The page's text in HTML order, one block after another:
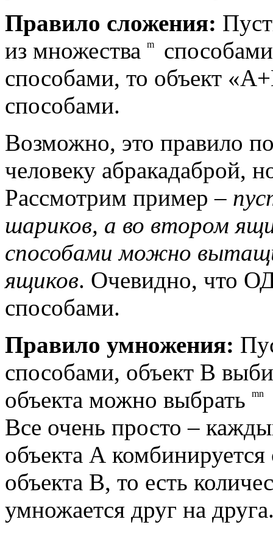
Правило сложения:
из множества
m
m
способами, то объект
способами.
Возможно, это правило
человеку абракадаброй,
Рассмотрим пример –
шариков, а во втором
способами можно
ящиков. Очевидно, что
способами.
Правило умножения:
способами, объект В
объекта можно выбрать
mn
mn
Все очень просто –
объекта А
объекта В, то есть
умножается друг на